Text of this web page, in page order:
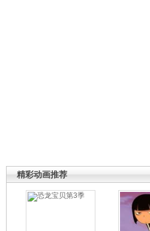
精彩动画推荐